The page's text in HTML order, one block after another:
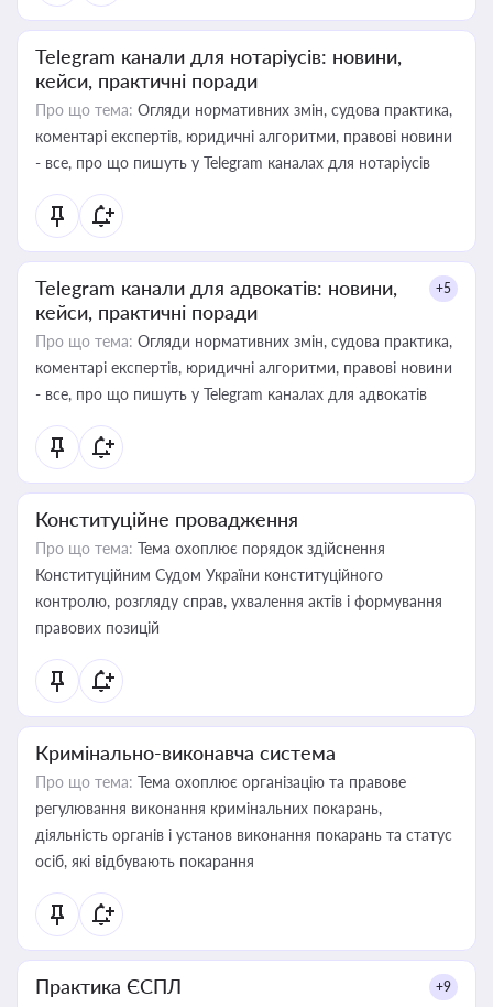
Telegram канали для нотаріусів: новини,
кейси, практичні поради
Про що тема: Огляди нормативних змін, судова практика,
коментарі експертів, юридичні алгоритми, правові новини
- все, про що пишуть у Telegram каналах для нотаріусів
Telegram канали для адвокатів: новини,
кейси, практичні поради
+5
Про що тема: Огляди нормативних змін, судова практика,
коментарі експертів, юридичні алгоритми, правові новини
- все, про що пишуть у Telegram каналах для адвокатів
Конституційне провадження
Про що тема: Тема охоплює порядок здійснення
Конституційним Судом України конституційного
контролю, розгляду справ, ухвалення актів і формування
правових позицій
Кримінально-виконавча система
Про що тема: Тема охоплює організацію та правове
регулювання виконання кримінальних покарань,
діяльність органів і установ виконання покарань та статус
осіб, які відбувають покарання
Практика ЄСПЛ +9